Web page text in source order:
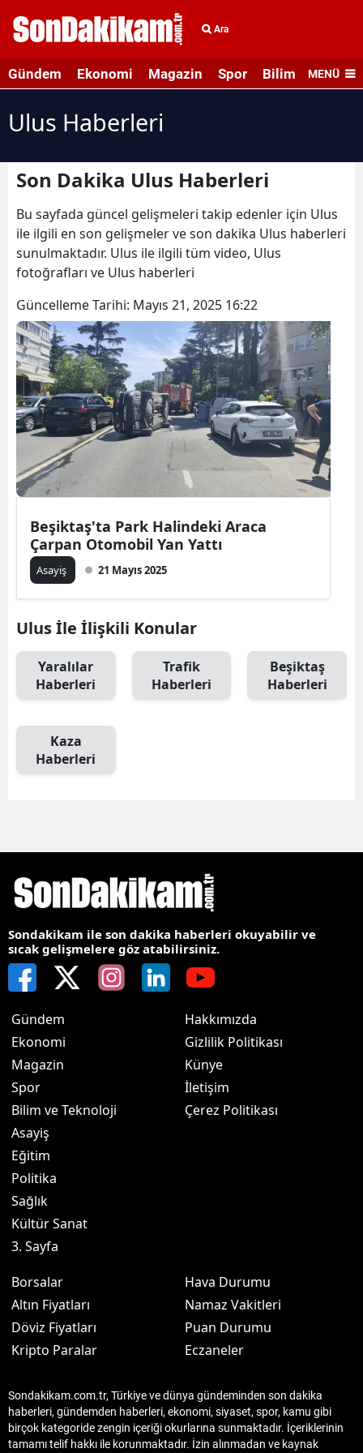
Ara
Gündem Ekonomi Magazin Spor Bilim veMENÜ
Ulus Haberleri
Son Dakika Ulus Haberleri
Bu sayfada güncel gelişmeleri takip edenler için Ulus
ile ilgili en son gelişmeler ve son dakika Ulus haberleri
sunulmaktadır. Ulus ile ilgili tüm video, Ulus
fotoğrafları ve Ulus haberleri
Güncelleme Tarihi: Mayıs 21, 2025 16:22
Beşiktaş'ta Park Halindeki Araca
Çarpan Otomobil Yan Yattı
Asayiş 21 Mayıs 2025
Ulus İle İlişkili Konular
Yaralılar
Haberleri
Trafik
Haberleri
Beşiktaş
Haberleri
Kaza
Haberleri
Sondakikam ile son dakika haberleri okuyabilir ve
sıcak gelişmelere göz atabilirsiniz.
Gündem
Ekonomi
Magazin
Spor
Bilim ve Teknoloji
Asayiş
Eğitim
Politika
Sağlık
Kültür Sanat
3. Sayfa
Hakkımızda
Gizlilik Politikası
Künye
İletişim
Çerez Politikası
Borsalar
Altın Fiyatları
Döviz Fiyatları
Kripto Paralar
Hava Durumu
Namaz Vakitleri
Puan Durumu
Eczaneler
Sondakikam.com.tr, Türkiye ve dünya gündeminden son dakika
haberleri, gündemden haberleri, ekonomi, siyaset, spor, kamu gibi
birçok kategoride zengin içeriği okurlarına sunmaktadır. İçeriklerinin
tamamı telif hakkı ile korunmaktadır. İzin alınmadan ve kaynak